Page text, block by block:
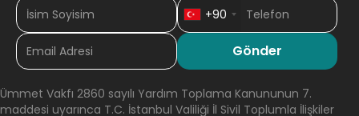
+90
Ümmet Vakfı 2860 sayılı Yardım Toplama Kanununun 7.
maddesi uyarınca T.C. İstanbul Valiliği İl Sivil Toplumla İlişkiler